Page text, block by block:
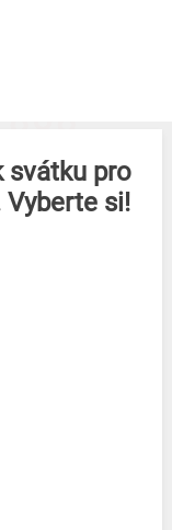
svátku pro
Vyberte si!